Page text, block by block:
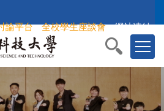
論平台 全校學生座談會 網站連結